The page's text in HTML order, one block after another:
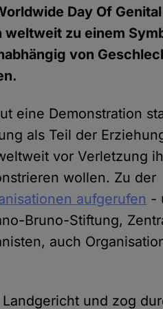
Day Of Genital
zu einem
von
eine Demonstration
als Teil der
vor Verletzung
wollen. Zu der
aufgerufen -
Bruno-Stiftung,
auch
und zog